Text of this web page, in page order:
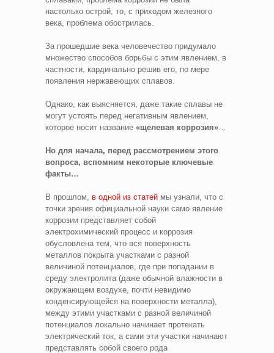
настолько острой, то, с приходом железного
века, проблема обострилась.
За прошедшие века человечество придумало
множество способов борьбы с этим явлением, в
частности, кардинально решив его, по мере
появления нержавеющих сплавов.
Однако, как выясняется, даже такие сплавы не
могут устоять перед негативным явлением,
которое носит название «щелевая коррозия»
Но для начала, перед рассмотрением этого
вопроса, вспомним некоторые ключевые
факты…
В прошлом, в одной из статей мы узнали, что с
точки зрения официальной науки само явление
коррозии представляет собой
электрохимический процесс и коррозия
обусловлена тем, что вся поверхность
металлов покрыта участками с разной
величиной потенциалов, где при попадании в
среду электролита (даже обычной влажности в
окружающем воздухе, почти невидимо
конденсирующейся на поверхности металла),
между этими участками с разной величиной
потенциалов локально начинает протекать
электрический ток, а сами эти участки начинают
представлять собой своего рода